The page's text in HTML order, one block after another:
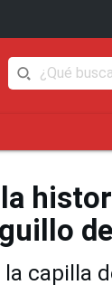
la capilla